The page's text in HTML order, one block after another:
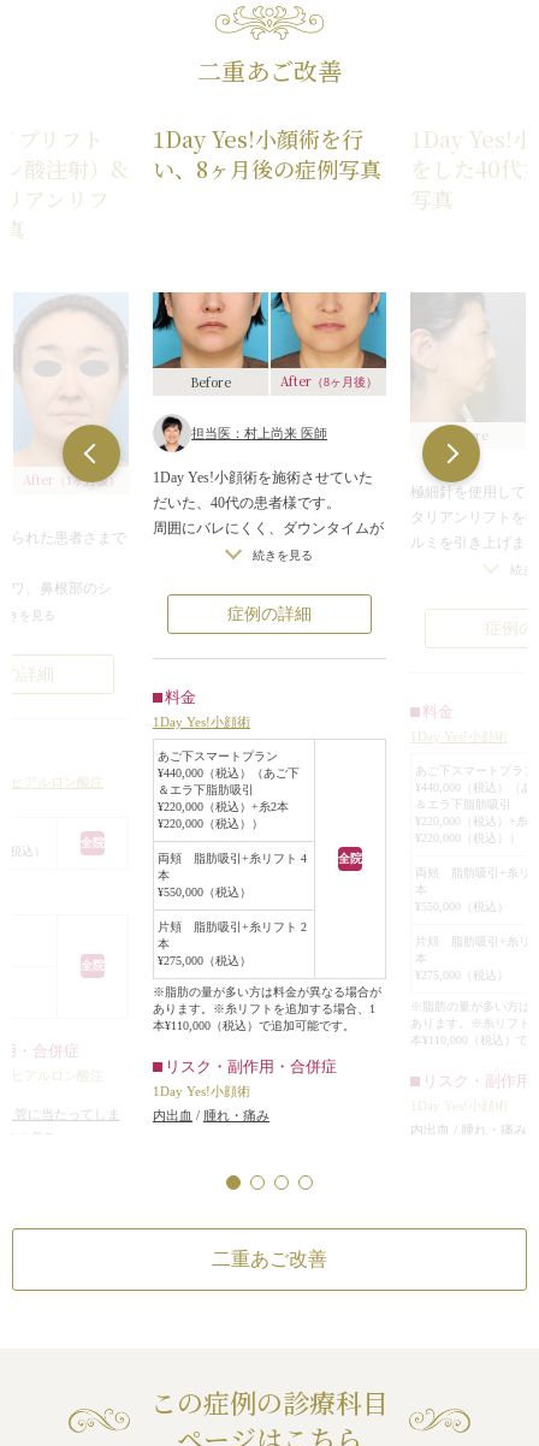
二重あご改善
プリフト
酸注射）&
アンリフ
After （1ヶ月後）
られた患者さまで
ワ、鼻根部のシ
るみ、ゴルゴ線や
オネットライン、
ご希望され、こめ
リフトアップする
るみのボリューム
インのボリューム
きを見る
詳細
ヒアルロン酸注
税込）
全院
全院
・合併症
ヒアルロン酸注
管に当たってしま
ギーが生じる可能
きを見る
1Day Yes!小顔術を行
い、8ヶ月後の症例写真
Before After（8ヶ月後）
担当医：村上尚来 医師
1Day Yes!小顔術を施術させていた
だいた、40代の患者様です。
周囲にバレにくく、ダウンタイムが
短い施術がご希望でしたので「1Day
施術当日は腫れが見られましたが翌
日にはほぼ治まりました。
顎下からフェイスラインのもたつき
続きを見る
症例の詳細
料金
1Day Yes!小顔術
あご下スマートプラン
¥440,000（税込）（あご下
＆エラ下脂肪吸引
¥220,000（税込）+糸2本
¥220,000（税込））
全院
両頬 脂肪吸引+糸リフト 4
本
¥550,000（税込）
片頬 脂肪吸引+糸リフト 2
本
¥275,000（税込）
※脂肪の量が多い方は料金が異なる場合が
あります。※糸リフトを追加する場合、1
本¥110,000（税込）で追加可能です。
リスク・副作用・合併症
1Day Yes!小顔術
内出血 / 腫れ・痛み
1Day Yes!
をした40代
写真
Before
極細針を使用して
タリアンリフトを
ルミを引き上げま
顎のたるみ改善の
分かります。
続き
症例
料金
1Day Yes!小顔術
あご下スマートプラン
¥440,000（税込）（あ
＆エラ下脂肪吸引
¥220,000（税込）+
¥220,000（税込））
両頬 脂肪吸引+糸リ
本
¥550,000（税込）
片頬 脂肪吸引+糸リ
本
¥275,000（税込）
※脂肪の量が多い方は
あります。※糸リフト
本¥110,000（税込）で
リスク・副作用
1Day Yes!小顔術
内出血
腫れ・痛み
二重あご改善
この症例の診療科目
ページはこちら